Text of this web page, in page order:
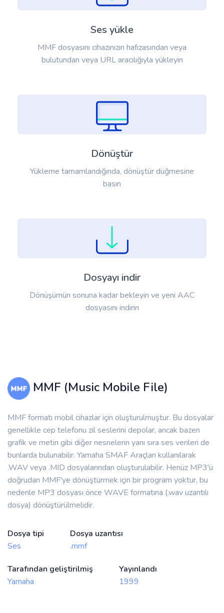
Ses yükle
MMF dosyasını cihazınızın hafızasından veya
bulutundan veya URL aracılığıyla yükleyin
Dönüştür
Yükleme tamamlandığında, dönüştür düğmesine
basın
Dosyayı indir
Dönüşümün sonuna kadar bekleyin ve yeni AAC
dosyasını indirin
MMF (Music Mobile File)
MMF formatı mobil cihazlar için oluşturulmuştur. Bu dosyalar
genellikle cep telefonu zil seslerini depolar, ancak bazen
grafik ve metin gibi diğer nesnelerin yanı sıra ses verileri de
bunlarda bulunabilir. Yamaha SMAF Araçları kullanılarak
.WAV veya .MID dosyalarından oluşturulabilir. Henüz MP3'ü
doğrudan MMF'ye dönüştürmek için bir program yoktur, bu
nedenle MP3 dosyası önce WAVE formatına (.wav uzantılı
dosya) dönüştürülmelidir.
Dosya tipi
Ses
Dosya uzantısı
.mmf
Tarafından geliştirilmiş
Yamaha
Yayınlandı
1999